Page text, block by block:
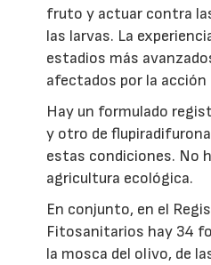
fruto y actuar contra
las larvas. La
estadios más
afectados por la
Hay un formulado
y otro de
estas condiciones. No
agricultura ecológica.
En conjunto, en el
Fitosanitarios hay 34
la mosca del olivo, de